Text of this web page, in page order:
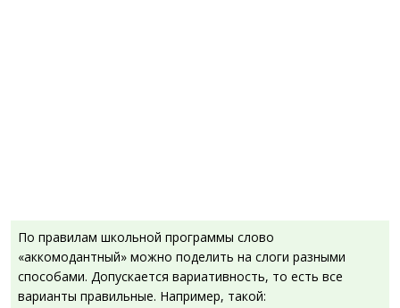
По правилам школьной программы слово
«аккомодантный» можно поделить на слоги разными
способами. Допускается вариативность, то есть все
варианты правильные. Например, такой: